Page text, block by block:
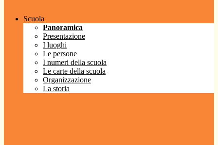
Scuola
Panoramica
Presentazione
I luoghi
Le persone
I numeri della scuola
Le carte della scuola
Organizzazione
La storia